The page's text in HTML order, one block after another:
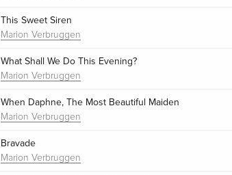
This Sweet Siren
Marion Verbruggen
What Shall We Do This Evening?
Marion Verbruggen
When Daphne, The Most Beautiful Maiden
Marion Verbruggen
Bravade
Marion Verbruggen